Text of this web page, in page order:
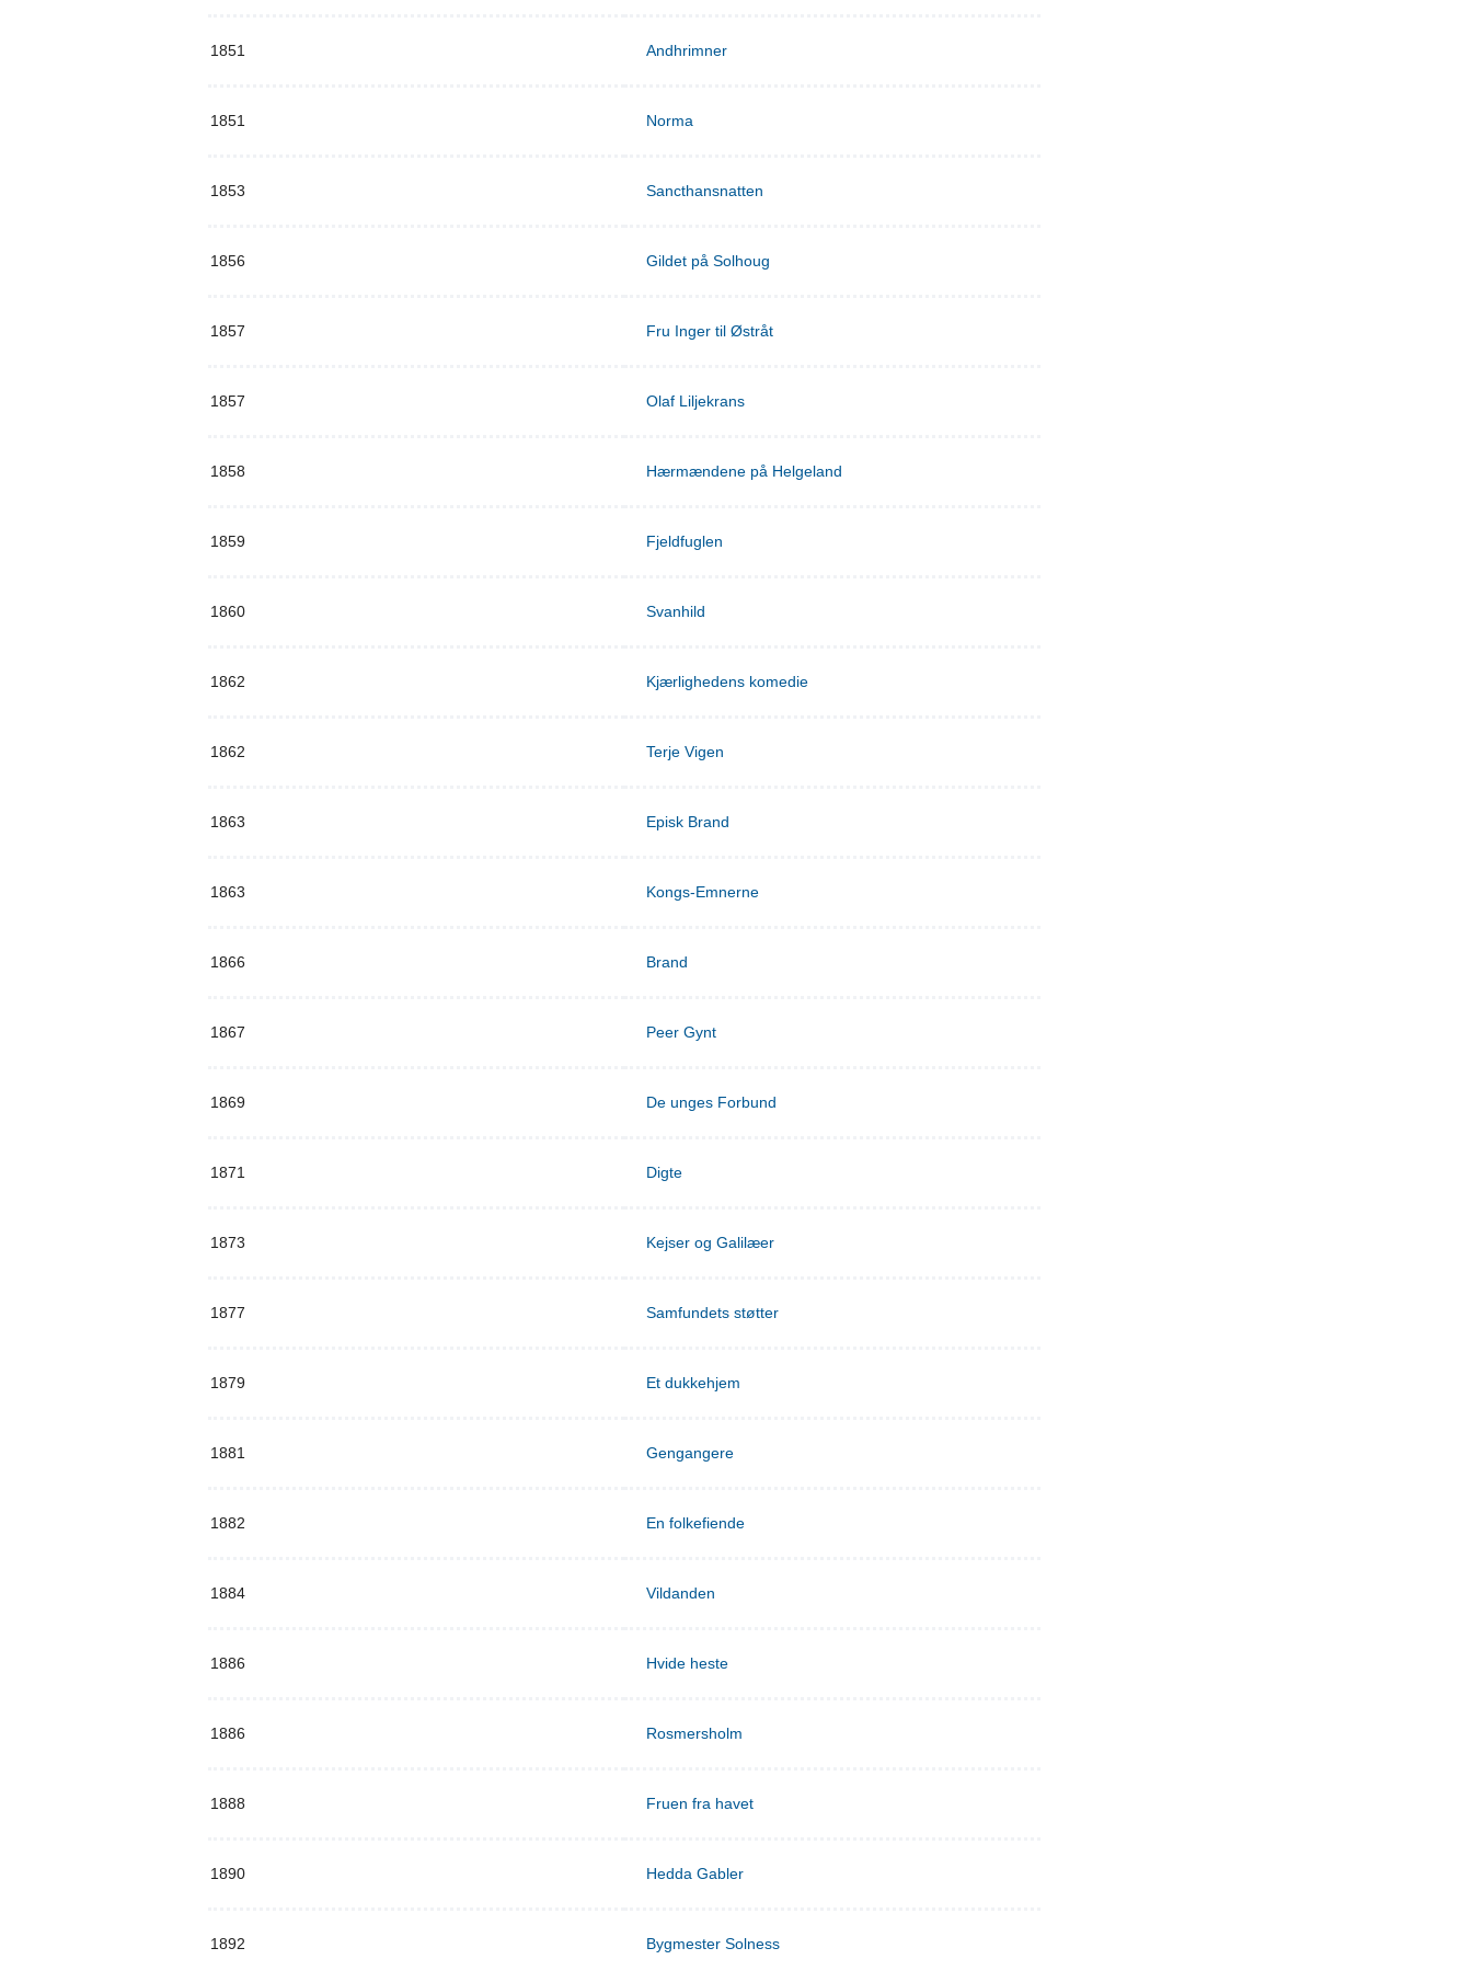
1851 Andhrimner
1851 Norma
1853 Sancthansnatten
1856 Gildet på Solhoug
1857 Fru Inger til Østråt
1857 Olaf Liljekrans
1858 Hærmændene på Helgeland
1859 Fjeldfuglen
1860 Svanhild
1862 Kjærlighedens komedie
1862 Terje Vigen
1863 Episk Brand
1863 Kongs-Emnerne
1866 Brand
1867 Peer Gynt
1869 De unges Forbund
1871 Digte
1873 Kejser og Galilæer
1877 Samfundets støtter
1879 Et dukkehjem
1881 Gengangere
1882 En folkefiende
1884 Vildanden
1886 Hvide heste
1886 Rosmersholm
1888 Fruen fra havet
1890 Hedda Gabler
1892 Bygmester Solness